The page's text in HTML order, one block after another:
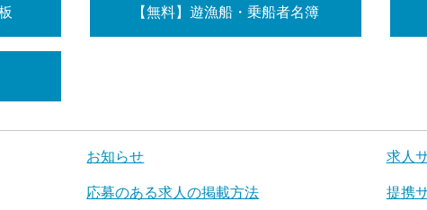
【無料】遊漁船・乗船者名簿
お知らせ
応募のある求人の掲載方法
求人
提携